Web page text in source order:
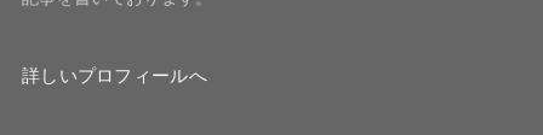
詳しいプロフィールへ